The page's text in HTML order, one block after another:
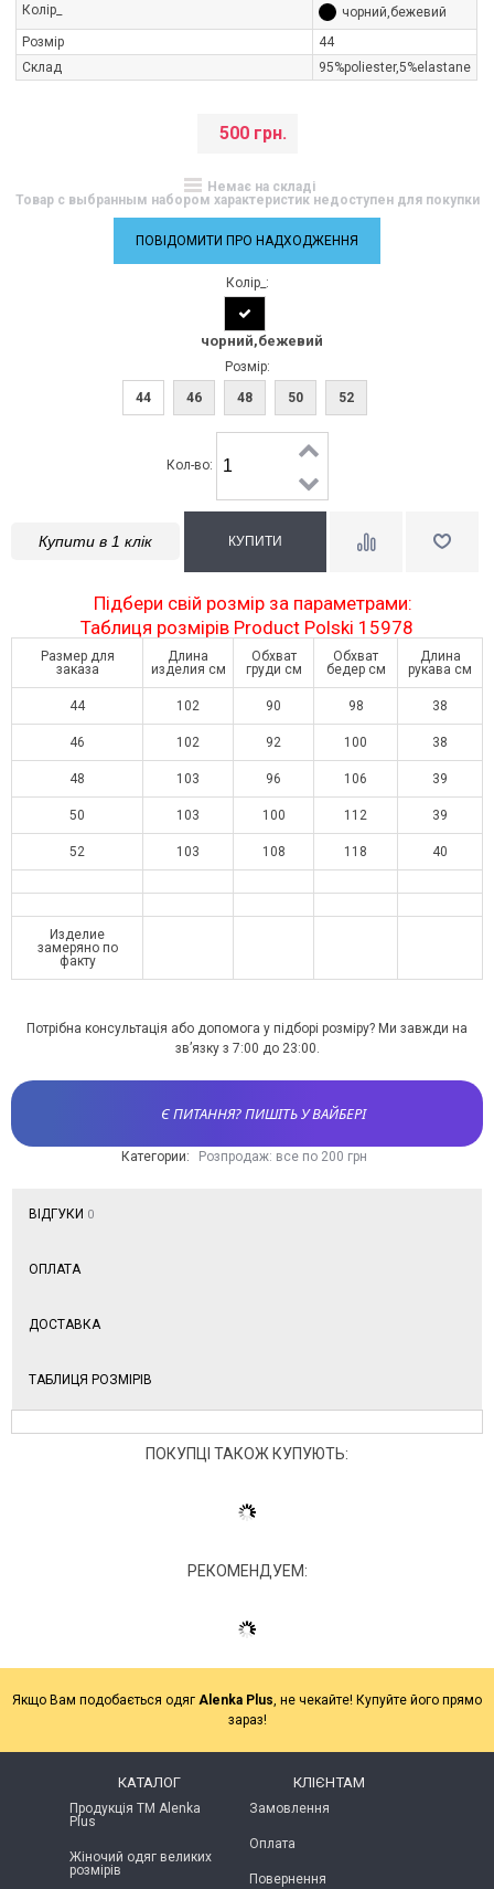
Колір_
чорний,бежевий
Розмір
44
Склад
95%poliester,5%elastane
500 грн.
Немає на складі
Товар с выбранным набором характеристик недоступен для покупки
ПОВІДОМИТИ ПРО НАДХОДЖЕННЯ
Колір_:
чорний,бежевий
Розмір:
44
46 48 50 52
Кол-во:
Купити в 1 клік
Підбери свій розмір за параметрами:
Таблиця розмірів Product Polski 15978
Размер для
заказа
Длина
изделия см
Обхват
груди см
Обхват
бедер см
Длина
рукава см
44 102 90 98 38
46 102 92 100 38
48 103 96 106 39
50 103 100 112 39
52 103 108 118 40
Изделие
замеряно по
факту
Потрібна консультація або допомога у підборі розміру? Ми завжди на
зв’язку з 7:00 до 23:00.
Є ПИТАННЯ? ПИШІТЬ У ВАЙБЕРІ
Категории: Розпродаж: все по 200 грн
ВІДГУКИ 0
ОПЛАТА
ДОСТАВКА
ТАБЛИЦЯ РОЗМІРІВ
ПОКУПЦІ ТАКОЖ КУПУЮТЬ:
РЕКОМЕНДУЕМ:
Якщо Вам подобається одяг Alenka Plus , не чекайте! Купуйте його прямо
зараз!
КАТАЛОГ
Продукція ТМ Alenka
Plus
Жіночий одяг великих
розмірів
КЛІЄНТАМ
Замовлення
Оплата
Повернення